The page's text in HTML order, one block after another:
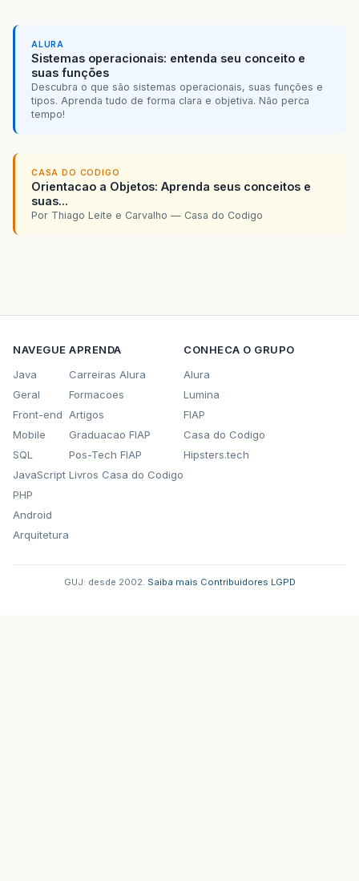
ALURA
Sistemas operacionais: entenda seu conceito e
suas funções
Descubra o que são sistemas operacionais, suas funções e
tipos. Aprenda tudo de forma clara e objetiva. Não perca
tempo!
CASA DO CODIGO
Orientacao a Objetos: Aprenda seus conceitos e
suas...
Por Thiago Leite e Carvalho — Casa do Codigo
NAVEGUE
Java
Geral
Front-end
Mobile
SQL
JavaScript
PHP
Android
Arquitetura
APRENDA
Carreiras Alura
Formacoes
Artigos
Graduacao FIAP
Pos-Tech FIAP
Livros Casa do Codigo
CONHECA O GRUPO
Alura
Lumina
FIAP
Casa do Codigo
Hipsters.tech
GUJ: desde 2002. Saiba mais Contribuidores LGPD